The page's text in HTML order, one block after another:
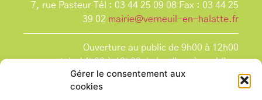
Gérer le consentement aux
cookies
7, rue Pasteur Tél : 03 44 25 09 08 Fax : 03 44 25
39 02 mairie@verneuil-en-halatte.fr
Ouverture au public de 9h00 à 12h00
et de 14h00 à 18h00 du lundi après-midi au
vendredi,
et le samedi de 9h00 à 12h00.